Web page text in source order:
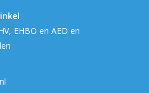
elektroden
EHBO en AED en